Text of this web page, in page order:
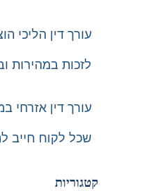
עורך דין הליכי
לזכות במהירות
עורך דין אזרחי
שכל לקוח חייב
קטגוריות